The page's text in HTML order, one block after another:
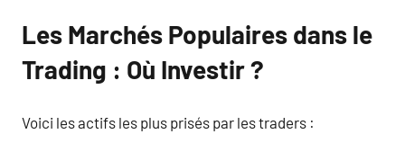
Les Marchés Populaires dans le
Trading : Où Investir ?
Voici les actifs les plus prisés par les traders :